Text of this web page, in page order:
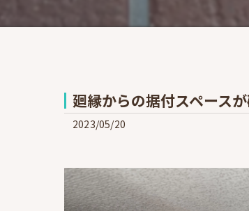
廻縁からの据付スペース
2023/05/20